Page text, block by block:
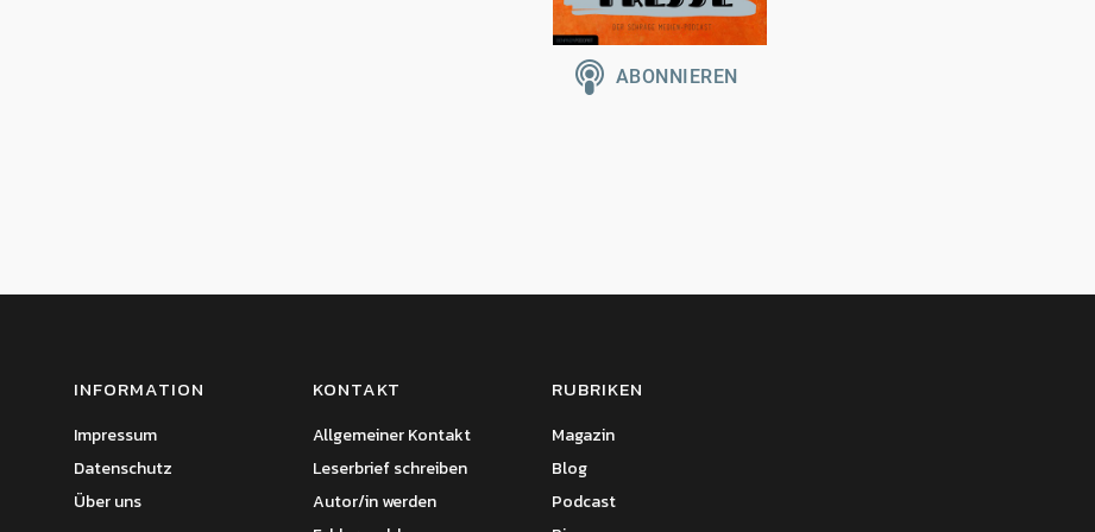
INFORMATION
Impressum
Datenschutz
Über uns
KONTAKT
Allgemeiner Kontakt
Leserbrief schreiben
Autor/in werden
RUBRIKEN
Magazin
Blog
Podcast